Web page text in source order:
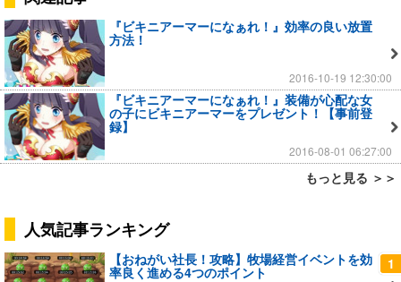
『ビキニアーマーになぁれ！』効率の良い放置
方法！
2016-10-19 12:30:00
『ビキニアーマーになぁれ！』装備が心配な女
の子にビキニアーマーをプレゼント！【事前登
録】
2016-08-01 06:27:00
もっと見る ＞＞
人気記事ランキング
1
【おねがい社長！攻略】牧場経営イベントを効
率良く進める4つのポイント